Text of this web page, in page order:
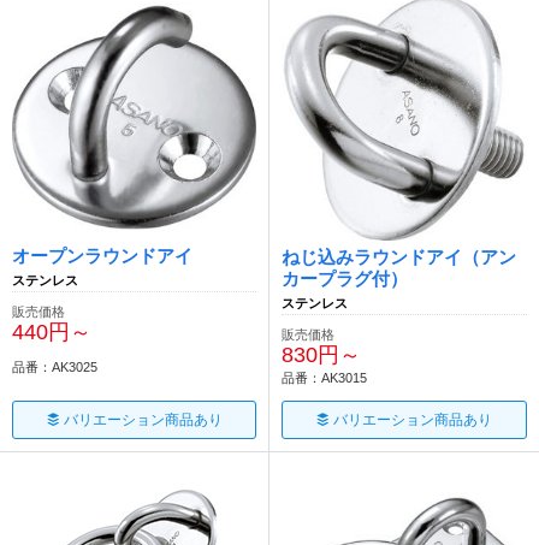
オープンラウンドアイ
ステンレス
販売価格
440円～
品番：AK3025
バリエーション商品あり
ねじ込みラウンドアイ（アン
カープラグ付）
ステンレス
販売価格
830円～
品番：AK3015
バリエーション商品あり